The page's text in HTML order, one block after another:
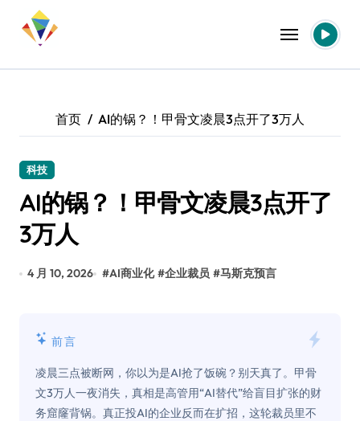
首页 AI的锅？！甲骨文凌晨3点开了3万人
科技
AI的锅？！甲骨文凌晨3点开了
3万人
4 月 10, 2026 #AI商业化 #企业裁员 #马斯克预言
前言
凌晨三点被断网，你以为是AI抢了饭碗？别天真了。甲骨
文3万人一夜消失，真相是高管用“AI替代”给盲目扩张的财
务窟窿背锅。真正投AI的企业反而在扩招，这轮裁员里不